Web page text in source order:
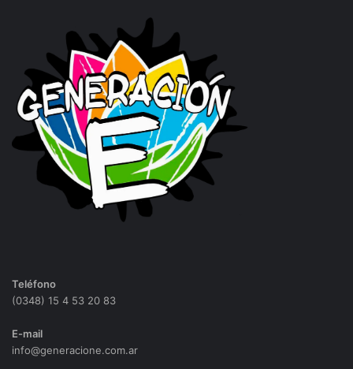
Teléfono
(0348) 15 4 53 20 83
E-mail
info@generacione.com.ar